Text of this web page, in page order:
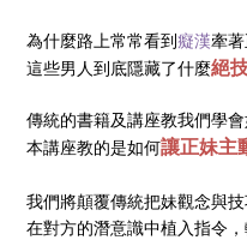
為什麼路上常常看到癡漢牽
這些男人到底隱藏了什麼絕
傳統的書籍及講座教我們學
本講座教的是如何讓正妹主
我們將顛覆傳統把妹觀念與
在對方的潛意識中植入指令